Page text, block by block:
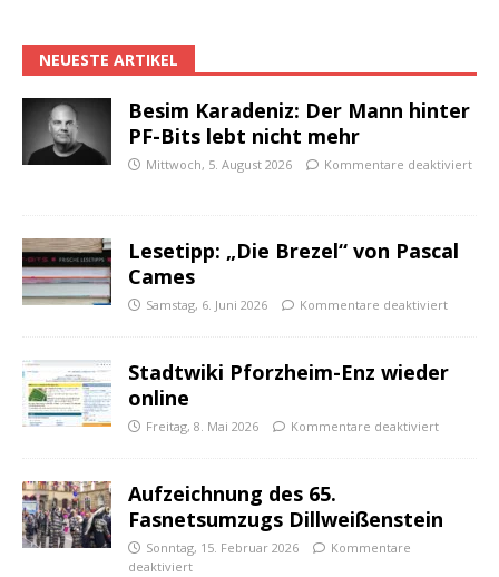
NEUESTE ARTIKEL
Besim Karadeniz: Der Mann hinter
PF-Bits lebt nicht mehr
Mittwoch, 5. August 2026 Kommentare deaktiviert
Lesetipp: „Die Brezel“ von Pascal
Cames
Samstag, 6. Juni 2026 Kommentare deaktiviert
Stadtwiki Pforzheim-Enz wieder
online
Freitag, 8. Mai 2026 Kommentare deaktiviert
Aufzeichnung des 65.
Fasnetsumzugs Dillweißenstein
Sonntag, 15. Februar 2026
Kommentare
deaktiviert